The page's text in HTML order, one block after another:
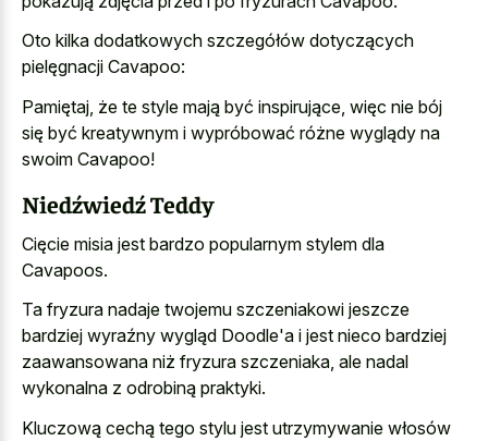
Oto kilka dodatkowych szczegółów dotyczących
pielęgnacji Cavapoo:
Pamiętaj, że te style mają być inspirujące, więc nie bój
się być kreatywnym i wypróbować różne wyglądy na
swoim Cavapoo!
Niedźwiedź Teddy
Cięcie misia jest bardzo popularnym stylem dla
Cavapoos.
Ta fryzura nadaje twojemu szczeniakowi jeszcze
bardziej wyraźny wygląd Doodle'a i jest nieco bardziej
zaawansowana niż fryzura szczeniaka, ale nadal
wykonalna z odrobiną praktyki.
Kluczową cechą tego stylu jest utrzymywanie włosów